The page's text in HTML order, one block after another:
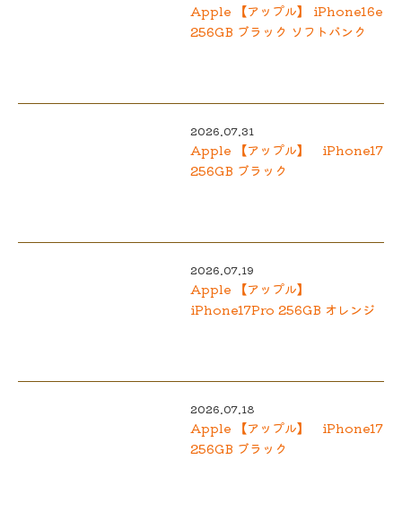
Apple 【アップル】 iPhone16e
256GB ブラック ソフトバンク
2026.07.31
Apple 【アップル】 iPhone17
256GB ブラック
2026.07.19
Apple 【アップル】
iPhone17Pro 256GB オレンジ
2026.07.18
Apple 【アップル】 iPhone17
256GB ブラック